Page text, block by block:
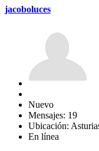
jacoboluces
Nuevo
Mensajes: 19
Ubicación:
En línea